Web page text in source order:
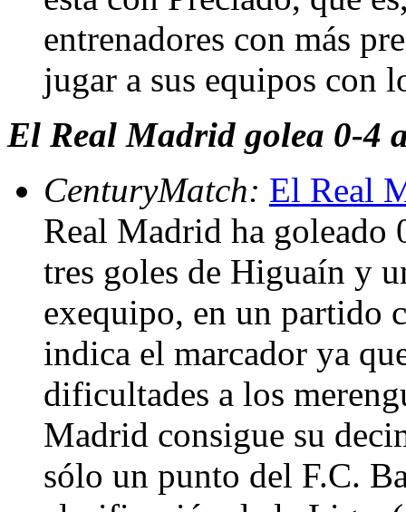
entrenadores con más
jugar a sus equipos con
El Real Madrid golea 0-4
CenturyMatch: El Real
Real Madrid ha goleado
tres goles de Higuaín y
exequipo, en un partido
indica el marcador ya
dificultades a los
Madrid consigue su
sólo un punto del F.C.